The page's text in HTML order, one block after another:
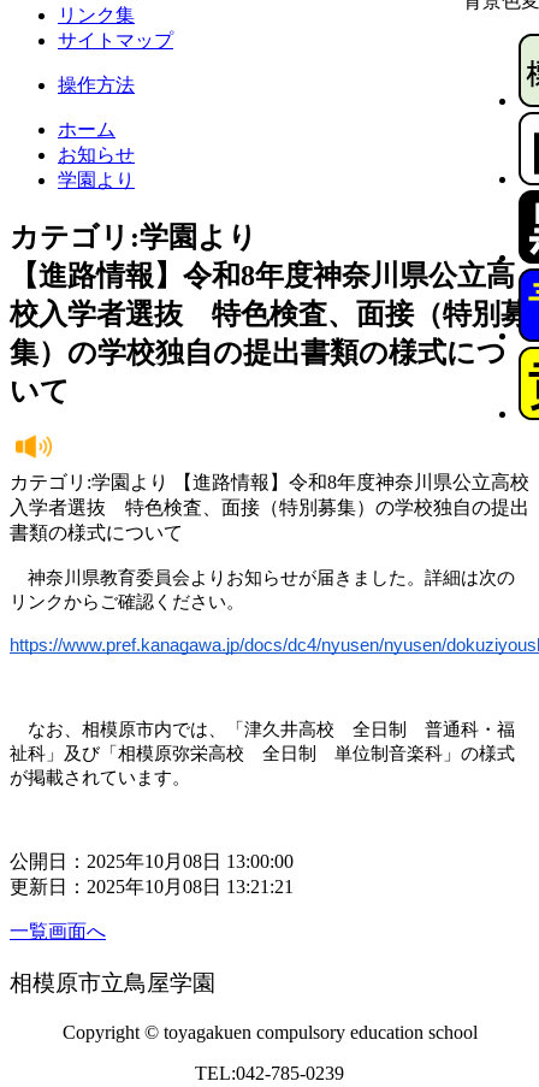
リンク集
サイトマップ
操作方法
ホーム
お知らせ
学園より
カテゴリ:学園より
【進路情報】令和8年度神奈川県公立高
校入学者選抜 特色検査、面接（特別募
集）の学校独自の提出書類の様式につ
いて
カテゴリ:学園より 【進路情報】令和8年度神奈川県公立高校
入学者選抜 特色検査、面接（特別募集）の学校独自の提出
書類の様式について
神奈川県教育委員会よりお知らせが届きました。詳細は次の
リンクからご確認ください。
https://www.pref.kanagawa.jp/docs/dc4/nyusen/nyusen/
なお、相模原市内では、「津久井高校　全日制　普通科・福
祉科」及び「相模原弥栄高校　全日制　単位制音楽科」の様式
が掲載されています。
公開日：2025年10月08日 13:00:00
更新日：2025年10月08日 13:21:21
一覧画面へ
相模原市立鳥屋学園
Copyright © toyagakuen compulsory education school
TEL:042-785-0239